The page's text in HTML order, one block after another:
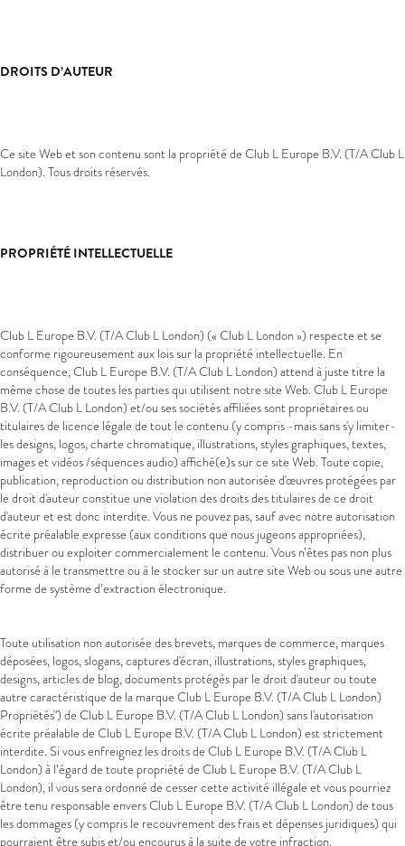
DROITS D’AUTEUR
Ce site Web et son contenu sont la propriété de Club L Europe B.V. (T/A Club L
London). Tous droits réservés.
PROPRIÉTÉ INTELLECTUELLE
Club L Europe B.V. (T/A Club L London) (« Club L London ») respecte et se
conforme rigoureusement aux lois sur la propriété intellectuelle. En
conséquence, Club L Europe B.V. (T/A Club L London) attend à juste titre la
même chose de toutes les parties qui utilisent notre site Web. Club L Europe
B.V. (T/A Club L London) et/ou ses sociétés affiliées sont propriétaires ou
titulaires de licence légale de tout le contenu (y compris -mais sans s'y limiter-
les designs, logos, charte chromatique, illustrations, styles graphiques, textes,
images et vidéos /séquences audio) affiché(e)s sur ce site Web. Toute copie,
publication, reproduction ou distribution non autorisée d'œuvres protégées par
le droit d'auteur constitue une violation des droits des titulaires de ce droit
d'auteur et est donc interdite. Vous ne pouvez pas, sauf avec notre autorisation
écrite préalable expresse (aux conditions que nous jugeons appropriées),
distribuer ou exploiter commercialement le contenu. Vous n’êtes pas non plus
autorisé à le transmettre ou à le stocker sur un autre site Web ou sous une autre
forme de système d’extraction électronique.
Toute utilisation non autorisée des brevets, marques de commerce, marques
déposées, logos, slogans, captures d'écran, illustrations, styles graphiques,
designs, articles de blog, documents protégés par le droit d'auteur ou toute
autre caractéristique de la marque Club L Europe B.V. (T/A Club L London)
Propriétés") de Club L Europe B.V. (T/A Club L London) sans l'autorisation
écrite préalable de Club L Europe B.V. (T/A Club L London) est strictement
interdite. Si vous enfreignez les droits de Club L Europe B.V. (T/A Club L
London) à l’égard de toute propriété de Club L Europe B.V. (T/A Club L
London), il vous sera ordonné de cesser cette activité illégale et vous pourriez
être tenu responsable envers Club L Europe B.V. (T/A Club L London) de tous
les dommages (y compris le recouvrement des frais et dépenses juridiques) qui
pourraient être subis et/ou encourus à la suite de votre infraction.